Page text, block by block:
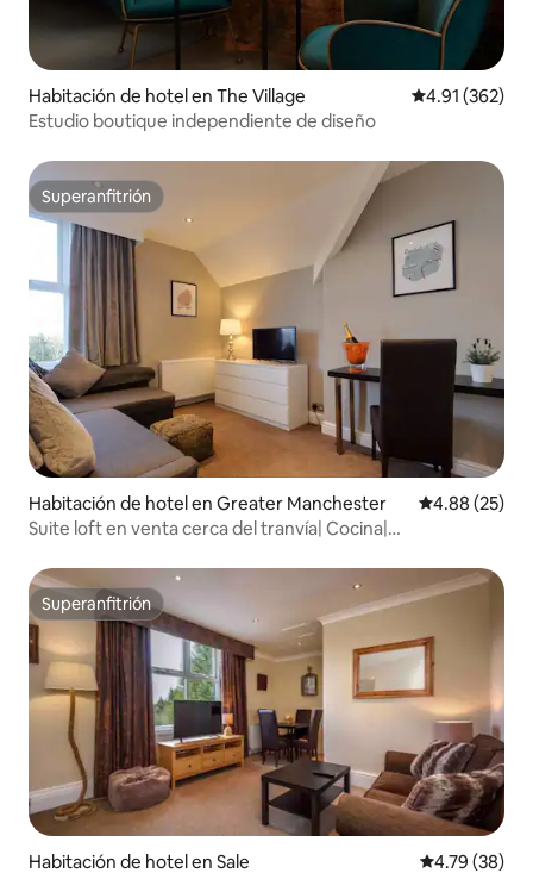
Habitación de hotel en The Village Calificación
4.91 (362)
Estudio boutique independiente de diseño
Superanfitrión
Superanfitrión
Habitación de hotel en Greater Manchester Calificación
4.88 (25)
Suite loft en venta cerca del tranvía| Cocina|
Superanfitrión
Superanfitrión
Habitación de hotel en Sale Calificación
4.79 (38)